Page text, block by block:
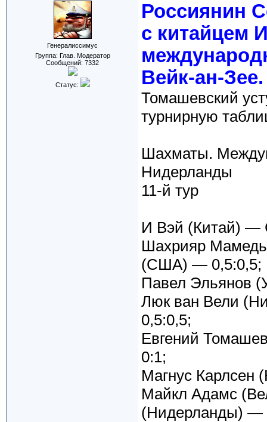
Генералиссимус
Группа: Глав. Модератор
Сообщений: 7332
Статус:
Россиянин
с китайцем
Вейк-ан-Зее.
Томашевский
турнирную
Шахматы.
Нидерланды
11-й тур
И Вэй (Китай) —
Шахрияр
(США) — 0,5:0,5;
Павел Эльянов
Люк ван Вели
0,5:0,5;
Евгений
0:1;
Магнус
Майкл Адамс
(Нидерланды) —